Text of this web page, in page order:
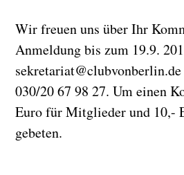
Wir freuen uns über Ihr
Anmeldung bis zum 19.9.
030/20 67 98 27. Um einen
Euro für Mitglieder und 10,-
gebeten.